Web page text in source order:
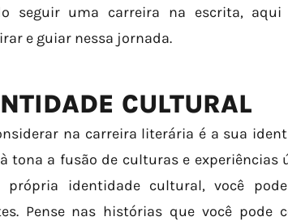
seguir uma carreira na escrita, aqui
e guiar nessa jornada.
CULTURAL
na carreira literária é a sua
tona a fusão de culturas e experiências
identidade cultural, você
Pense nas histórias que você pode